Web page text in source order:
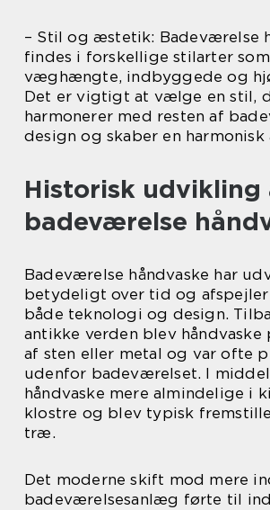
– Stil og æstetik: Badeværelse
findes i forskellige stilarter
væghængte, indbyggede og
Det er vigtigt at vælge en stil,
harmonerer med resten af
design og skaber en
Historisk udvikling
badeværelse
Badeværelse håndvaske har
betydeligt over tid og
både teknologi og design.
antikke verden blev
af sten eller metal og var ofte
udenfor badeværelset. I
håndvaske mere almindelige i
klostre og blev typisk
træ.
Det moderne skift mod mere
badeværelsesanlæg førte til